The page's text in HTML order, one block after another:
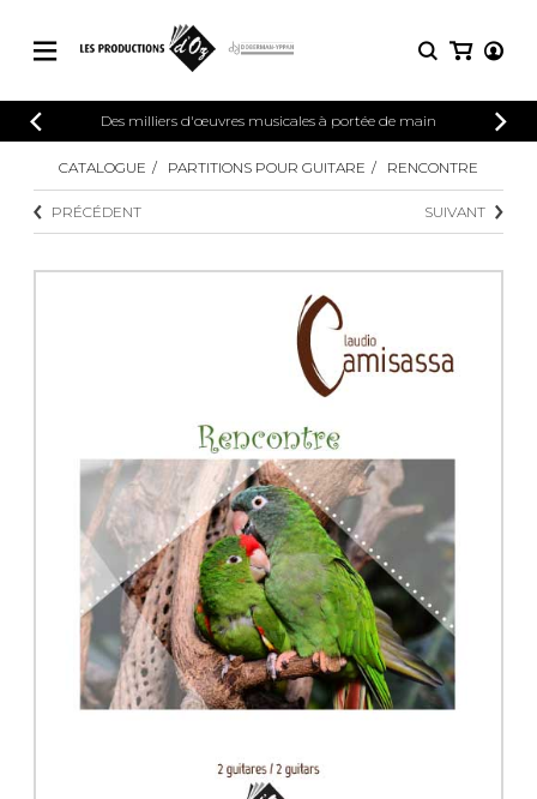
CATALOGUE
Explorez notre catalogue de partitions
riche en œuvres originales et en
arrangements de qualité.
PARTITIONS POUR AUTRES
PARTITIONS POUR ENSEMBLES
AUTRES PRODUITS
CONNEXION
INSCRIPTION
Des milliers d'œuvres musicales à portée de main
PARTITIONS
Méthodes
5 guitares et plus
Guitare et un autre
Musique de
CATALOGUE PARTITIONS POUR GUITARE RENCONTRE
PRÉCÉDENT SUIVANT